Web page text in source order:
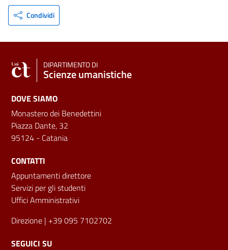
Condividi
DIPARTIMENTO DI
Scienze umanistiche
DOVE SIAMO
Monastero dei Benedettini
Piazza Dante, 32
95124 - Catania
CONTATTI
Appuntamenti direttore
Servizi per gli studenti
Uffici Amministrativi
Direzione | +39 095 7102702
SEGUICI SU